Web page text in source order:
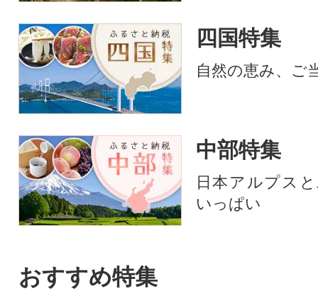
四国特集
自然の恵み、ご
中部特集
日本アルプス
いっぱい
おすすめ特集